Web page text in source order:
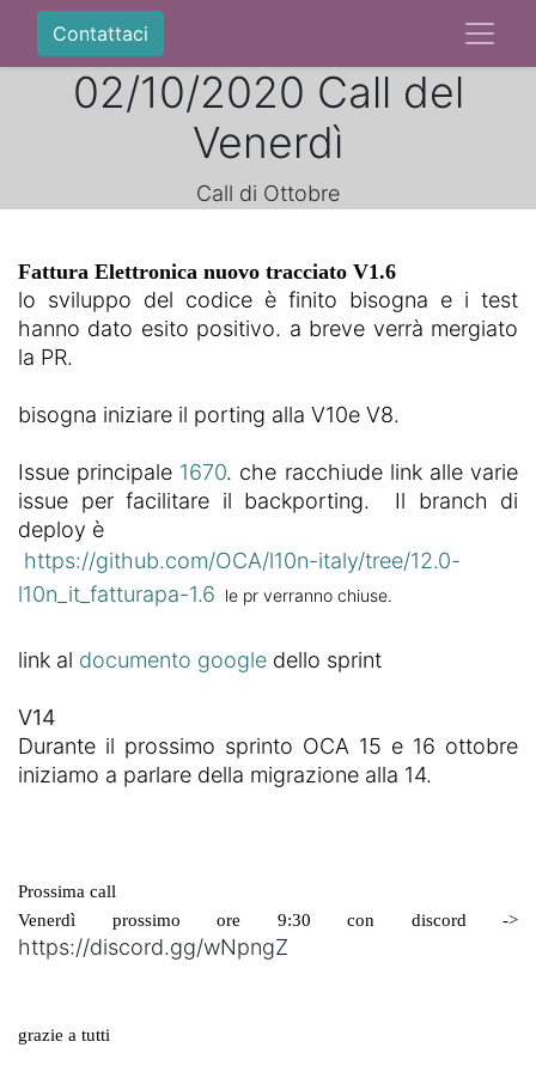
Contattaci
02/10/2020 Call del
Venerdì
Call di Ottobre
Fattura Elettronica nuovo tracciato V1.6
lo sviluppo del codice è finito bisogna e i test
hanno dato esito positivo. a breve verrà mergiato
la PR.
bisogna iniziare il porting alla V10e V8.
Issue principale 1670. che racchiude link alle varie
issue per facilitare il backporting. Il branch di
deploy è
https://github.com/OCA/l10n-italy/tree/12.0-
l10n_it_fatturapa-1.6 le pr verranno chiuse.
link al documento google dello sprint
V14
Durante il prossimo sprinto OCA 15 e 16 ottobre
iniziamo a parlare della migrazione alla 14.
Prossima call
https://discord.gg/wNpngZ
grazie a tutti